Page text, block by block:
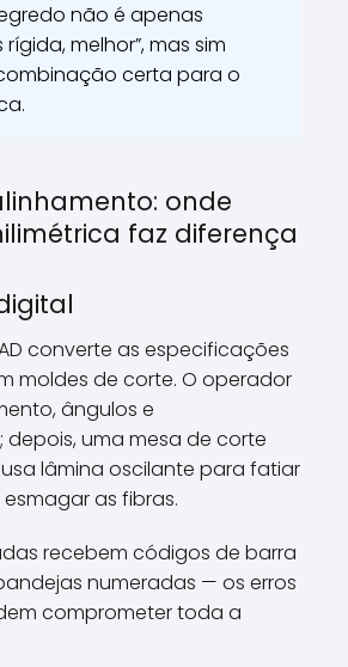
não é apenas
melhor”, mas sim
certa para o
onde
faz diferença
converte as especificações
moldes de corte. O operador
ângulos e
depois, uma mesa de corte
lâmina oscilante para fatiar
as fibras.
recebem códigos de barra
numeradas — os erros
comprometer toda a